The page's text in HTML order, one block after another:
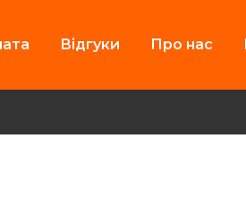
Відгуки Про нас